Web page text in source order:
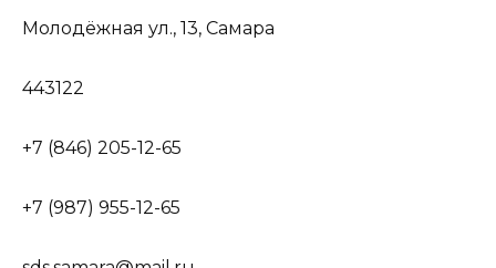
Молодёжная ул., 13, Самара
443122
+7 (846) 205-12-65
+7 (987) 955-12-65